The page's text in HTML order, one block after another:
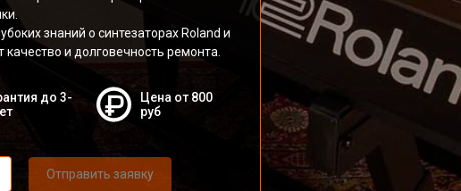
знаний о синтезаторах Roland и
и долговечность ремонта.
до 3-
Цена от 800
руб
Отправить заявку